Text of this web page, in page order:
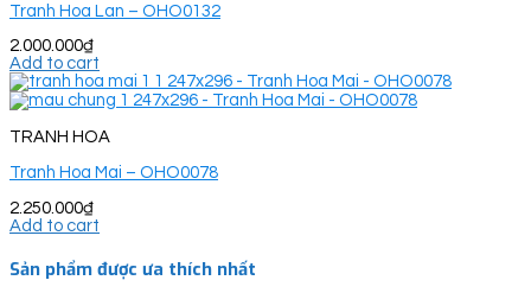
Tranh Hoa Lan – OHO0132
2.000.000₫
Add to cart
TRANH HOA
Tranh Hoa Mai – OHO0078
2.250.000₫
Add to cart
Sản phẩm được ưa thích nhất